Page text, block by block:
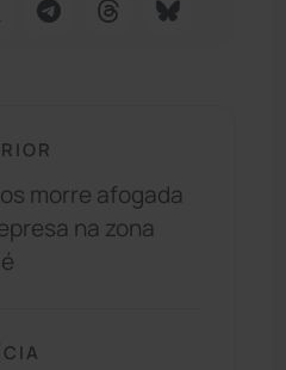
morre afogada
na zona